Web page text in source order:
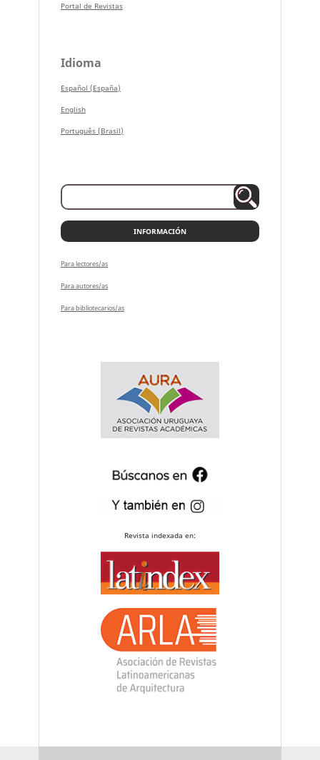
Portal de Revistas
Idioma
Español (España)
English
Português (Brasil)
INFORMACIÓN
Para lectores/as
Para autores/as
Para bibliotecarios/as
Revista indexada en: